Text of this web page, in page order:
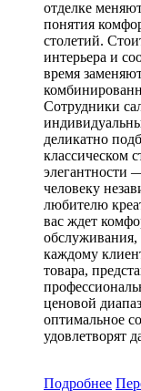
отделке
понятия
столетий.
интерьера и
время
Сотрудники
деликатно
классическом
элегантности
человеку
любителю
вас ждет
каждому
товара,
ценовой
оптимальное
удовлетворят
Подробнее